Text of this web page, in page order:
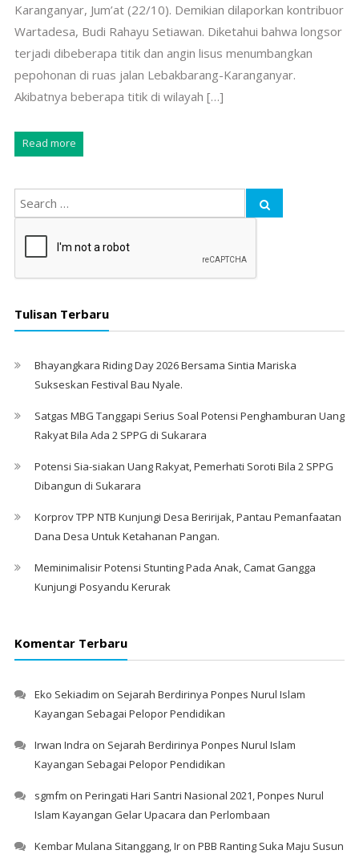
Karanganyar, Jum’at (22/10). Demikian dilaporkan kontribuor
Wartadesa, Budi Rahayu Setiawan. Diketahui bahwa longsor
terjadi dibeberapa titik dan angin lisus menumbangkan
pepohonan di ruas jalan Lebakbarang-Karanganyar.
Akibatnya beberapa titik di wilayah […]
Read more
Tulisan Terbaru
Bhayangkara Riding Day 2026 Bersama Sintia Mariska
Sukseskan Festival Bau Nyale. ‎
Satgas MBG Tanggapi Serius Soal Potensi Penghamburan Uang
Rakyat Bila Ada 2 SPPG di Sukarara
Potensi Sia-siakan Uang Rakyat, Pemerhati Soroti Bila 2 SPPG
Dibangun di Sukarara
Korprov TPP NTB Kunjungi Desa Beririjak, Pantau Pemanfaatan
Dana Desa Untuk Ketahanan Pangan.
Meminimalisir Potensi Stunting Pada Anak, Camat Gangga
Kunjungi Posyandu Kerurak
Komentar Terbaru
Eko Sekiadim on Sejarah Berdirinya Ponpes Nurul Islam
Kayangan Sebagai Pelopor Pendidikan
Irwan Indra on Sejarah Berdirinya Ponpes Nurul Islam
Kayangan Sebagai Pelopor Pendidikan
sgmfm on Peringati Hari Santri Nasional 2021, Ponpes Nurul
Islam Kayangan Gelar Upacara dan Perlombaan
Kembar Mulana Sitanggang, Iron PBB Ranting Suka Maju Susun